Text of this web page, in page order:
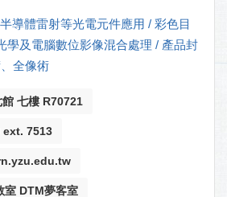
導體雷射等光電元件應用 / 彩色目
學及電腦數位影像混合處理 / 產品封
全像術
七樓 R70721
ext. 7513
室 DTM夢客室